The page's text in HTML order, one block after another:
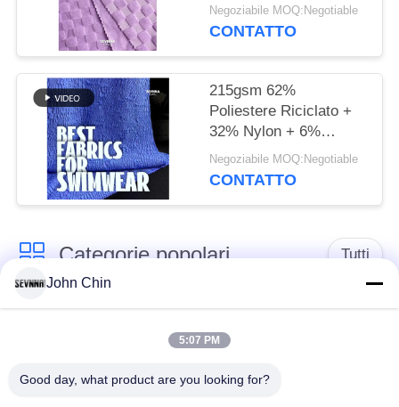
Negoziabile MOQ:Negotiable
CONTATTO
215gsm 62%
Poliestere Riciclato +
32% Nylon + 6%
Spandex Tessuto
Costumi da Bagno
Negoziabile MOQ:Negotiable
CONTATTO
Categorie popolari Tutti
Tessuto riciclato dello
Tessuto di nylon
riciclato
tessuto in poliestere
Tessuto riciclato di
John Chin
5:07 PM
Good day, what product are you looking for?